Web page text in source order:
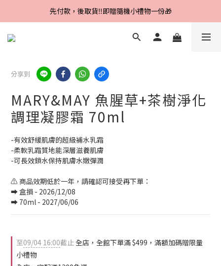
Line好友招募中，首購、回購皆贈100元
先付款，後取貨‼️即贈隨機小禮物一份🎁
Line好友招募中，首購、回購皆贈100元
分享到
MARY&MAY 魚腥草+茶樹淨化
調理凝膠霜 70ml
-有效舒緩肌膚的超級補水乳霜
-柔軟乳霜質地能深層滋養肌膚
-可長效鎖水保持肌膚水嫩彈潤
⚠️ 商品效期低於一年，請確認可接受再下單：
➡️ 盒損 - 2026/12/08
➡️ 70ml - 2027/06/06
至09/04 16:00截止全店，全館下單滿 $499，滿額加碼贈限量
小禮物